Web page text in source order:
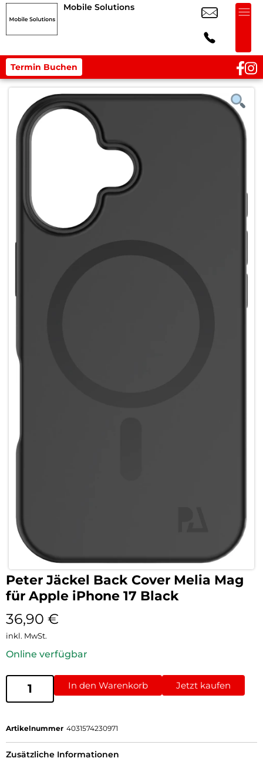
Mobile Solutions
Termin Buchen
Peter Jäckel Back Cover Melia Mag
für Apple iPhone 17 Black
36,90 €
inkl. MwSt.
Online verfügbar
In den Warenkorb Jetzt kaufen
Artikelnummer 4031574230971
Zusätzliche Informationen